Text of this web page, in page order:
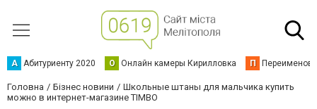
А Абитуриенту 2020 О Онлайн камеры Кирилловка П
Головна Бізнес новини
Школьные штаны для мальчика купить
можно в интернет-магазине TIMBO